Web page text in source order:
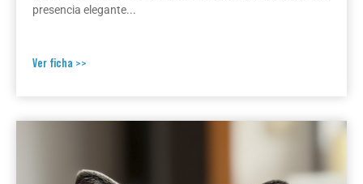
presencia elegante...
Ver ficha >>